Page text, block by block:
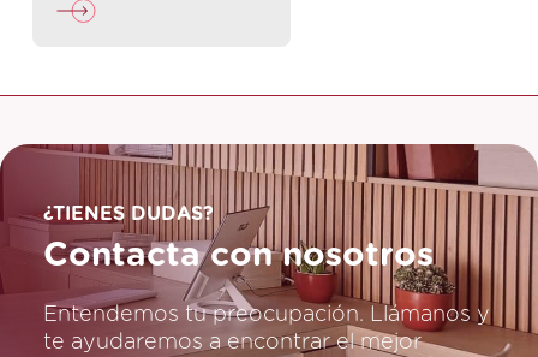
¿TIENES DUDAS?
Contacta con nosotros
Entendemos tu preocupación. Llámanos y
te ayudaremos a encontrar el mejor